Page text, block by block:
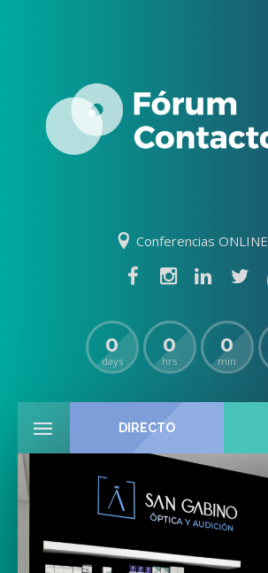
Conferencias ONLINE
0
days
0
hrs
0
min
DIRECTO